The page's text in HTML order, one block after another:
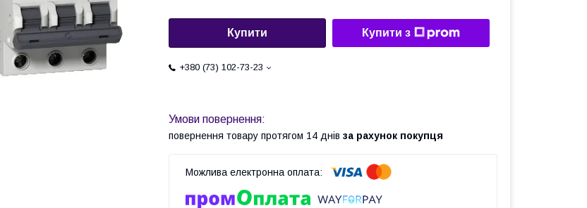
Купити Купити з
+380 (73) 102-73-23
повернення товару протягом 14 днів за рахунок покупця